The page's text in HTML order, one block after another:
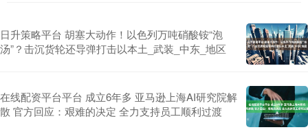
日升策略平台 胡塞大动作！以色列万吨硝酸铵“泡
汤”？击沉货轮还导弹打击以本土_武装_中东_地区
在线配资平台平台 成立6年多 亚马逊上海AI研究院解
散 官方回应：艰难的决定 全力支持员工顺利过渡